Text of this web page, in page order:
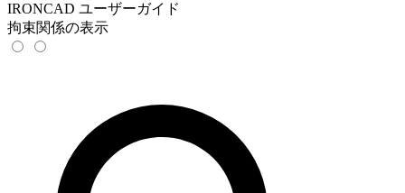
IRONCAD ユーザーガイド
拘束関係の表示